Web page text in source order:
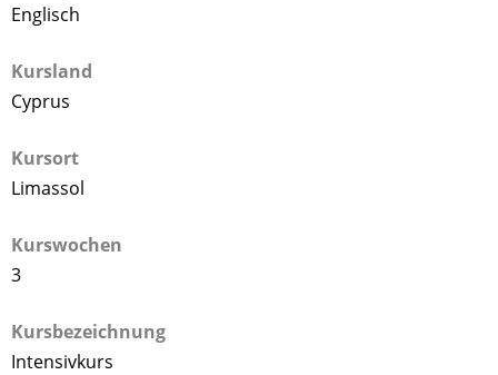
Englisch
Kursland
Cyprus
Kursort
Limassol
Kurswochen
3
Kursbezeichnung
Intensivkurs